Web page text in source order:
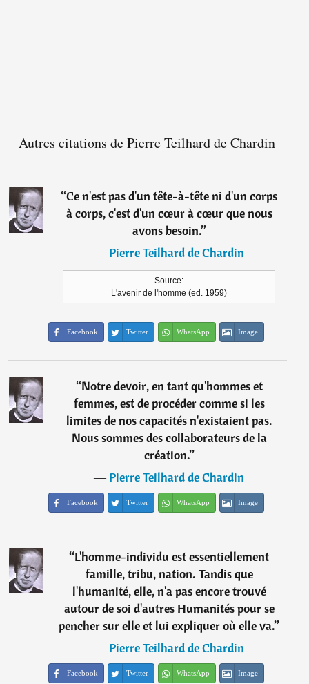
Autres citations de Pierre Teilhard de Chardin
“Ce n'est pas d'un tête-à-tête ni d'un corps
à corps, c'est d'un cœur à cœur que nous
avons besoin.”
―Pierre Teilhard de Chardin
Source:
L'avenir de l'homme (ed. 1959)
Facebook Twitter WhatsApp Image
“Notre devoir, en tant qu'hommes et
femmes, est de procéder comme si les
limites de nos capacités n'existaient pas.
Nous sommes des collaborateurs de la
création.”
―Pierre Teilhard de Chardin
Facebook Twitter WhatsApp Image
“L'homme-individu est essentiellement
famille, tribu, nation. Tandis que
l'humanité, elle, n'a pas encore trouvé
autour de soi d'autres Humanités pour se
pencher sur elle et lui expliquer où elle va.”
―Pierre Teilhard de Chardin
Facebook Twitter WhatsApp Image